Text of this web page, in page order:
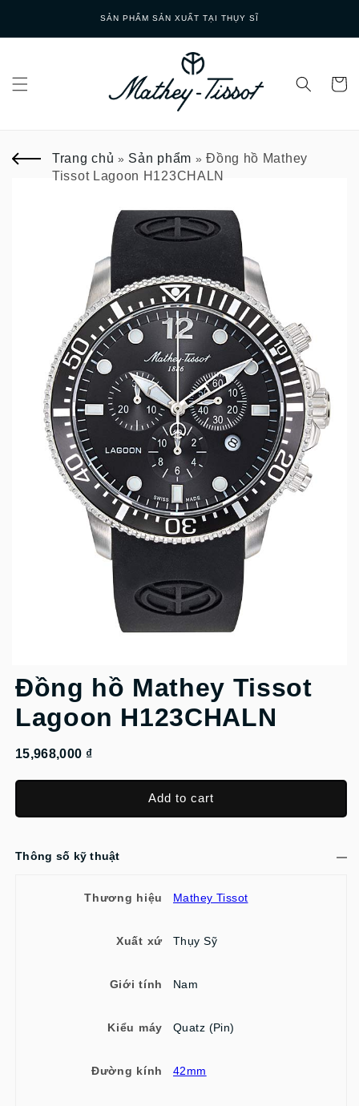
GIAO HÀNG NHANH
Trang chủ » Sản phẩm »Đồng hồ Mathey
Tissot Lagoon H123CHALN
Đồng hồ Mathey Tissot
Lagoon H123CHALN
15,968,000 ₫
Add to cart
Thông số kỹ thuật
Thương hiệu Mathey Tissot
Xuất xứ Thụy Sỹ
Giới tính Nam
Kiểu máy Quatz (Pin)
Đường kính 42mm